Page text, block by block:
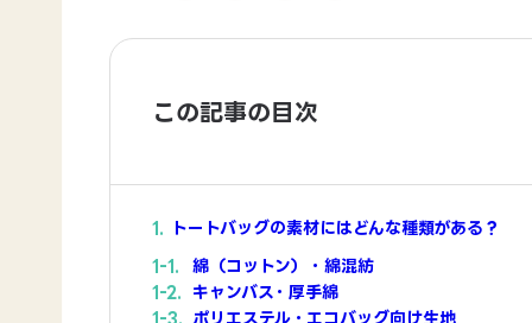
この記事の目次
トートバッグの素材にはどんな種類がある？
綿（コットン）・綿混紡
キャンバス・厚手綿
ポリエステル・エコバッグ向け生地